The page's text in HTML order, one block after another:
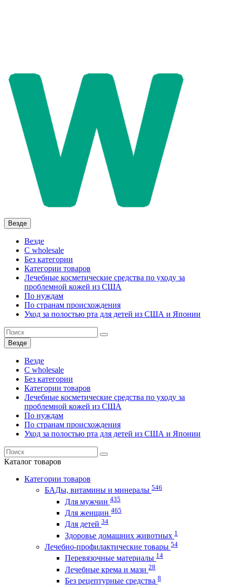
Везде
Везде
C wholesale
Без категории
Категории товаров
Лечебные косметические средства по уходу за
проблемной кожей из США
По нуждам
По странам происхождения
Уход за полостью рта для детей из США и Японии
Везде
Везде
C wholesale
Без категории
Категории товаров
Лечебные косметические средства по уходу за
проблемной кожей из США
По нуждам
По странам происхождения
Уход за полостью рта для детей из США и Японии
Каталог товаров
Категории товаров
БАДы, витамины и минералы 546
Для мужчин 435
Для женщин 465
Для детей 34
Здоровье домашних животных 1
Лечебно-профилактические товары 54
Перевязочные материалы 14
Лечебные крема и мази 28
Без рецептурные средства 8